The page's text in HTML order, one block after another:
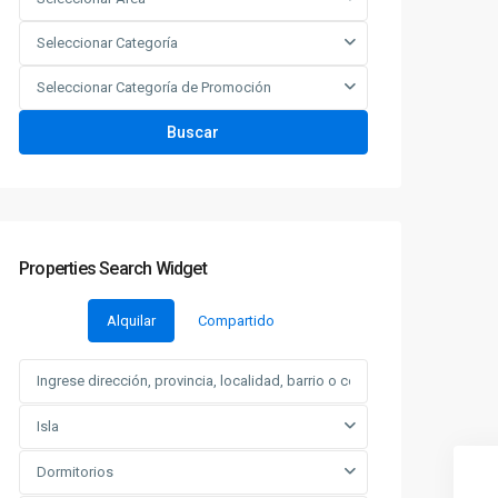
Seleccionar Categoría
Seleccionar Categoría de Promoción
Buscar
Properties Search Widget
Alquilar Compartido
Isla
Dormitorios